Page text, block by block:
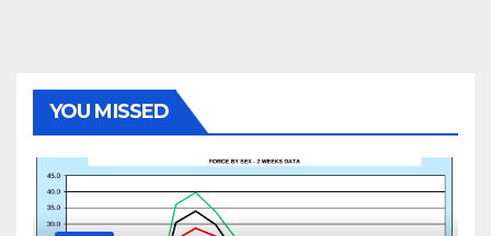
YOU MISSED